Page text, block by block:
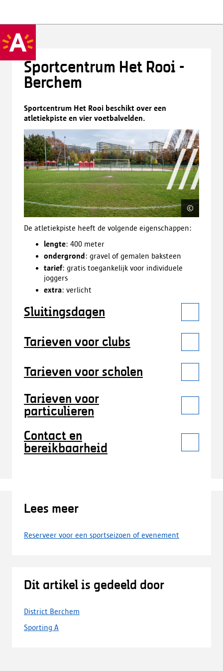
Sportcentrum Het Rooi -
Berchem
Sportcentrum Het Rooi beschikt over een
atletiekpiste en vier voetbalvelden.
©
De atletiekpiste heeft de volgende eigenschappen:
lengte: 400 meter
ondergrond : gravel of gemalen baksteen
tarief: gratis toegankelijk voor individuele
joggers
extra: verlicht
Sluitingsdagen
Tarieven voor clubs
Tarieven voor scholen
Tarieven voor
particulieren
Contact en
bereikbaarheid
Lees meer
Reserveer voor een sportseizoen of evenement
Dit artikel is gedeeld door
District Berchem
Sporting A